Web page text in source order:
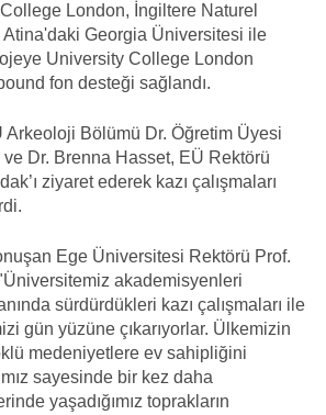
London, İngiltere Naturel
Atina'daki Georgia Üniversitesi ile
University College London
fon desteği sağlandı.
Arkeoloji Bölümü Dr. Öğretim Üyesi
Dr. Brenna Hasset, EÜ Rektörü
ziyaret ederek kazı çalışmaları
Ege Üniversitesi Rektörü Prof.
akademisyenleri
sürdürdükleri kazı çalışmaları ile
gün yüzüne çıkarıyorlar. Ülkemizin
medeniyetlere ev sahipliğini
sayesinde bir kez daha
yaşadığımız toprakların